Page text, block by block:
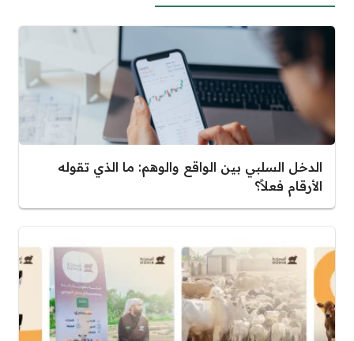
الدخل السلبي بين الواقع والوهم: ما الذي تقوله
الأرقام فعلاً؟